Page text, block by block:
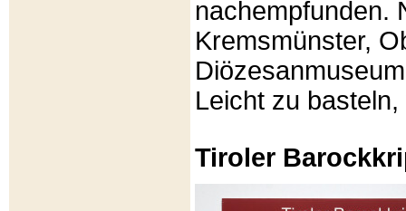
nachempfunden.
Kremsmünster,
Leicht zu
Tiroler